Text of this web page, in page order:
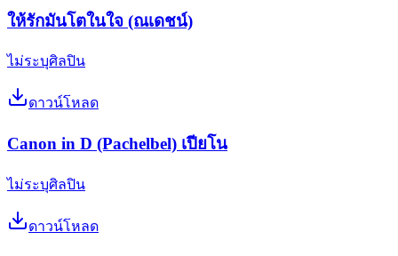
ให้รักมันโตในใจ (ณเดชน์)
ไม่ระบุศิลปิน
ดาวน์โหลด
Canon in D (Pachelbel) เปียโน
ไม่ระบุศิลปิน
ดาวน์โหลด